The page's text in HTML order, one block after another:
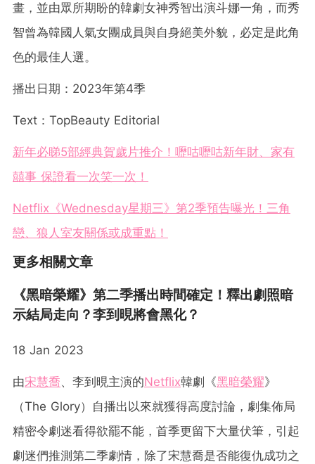
畫，並由眾所期盼的韓劇女神秀智出演斗娜一角，而秀
智曾為韓國人氣女團成員與自身絕美外貌，必定是此角
色的最佳人選。
播出日期：2023年第4季
Text：TopBeauty Editorial
新年必睇5部經典賀歲片推介！嚦咕嚦咕新年財、家有
囍事 保證看一次笑一次！
Netflix《Wednesday星期三》第2季預告曝光！三角
戀、狼人室友關係或成重點！
更多相關文章
《黑暗榮耀》第二季播出時間確定！釋出劇照暗
示結局走向？李到晛將會黑化？
18 Jan 2023
由宋慧喬、李到晛主演的Netflix韓劇《黑暗榮耀》
（The Glory）自播出以來就獲得高度討論，劇集佈局
精密令劇迷看得欲罷不能，首季更留下大量伏筆，引起
劇迷們推測第二季劇情，除了宋慧喬是否能復仇成功之